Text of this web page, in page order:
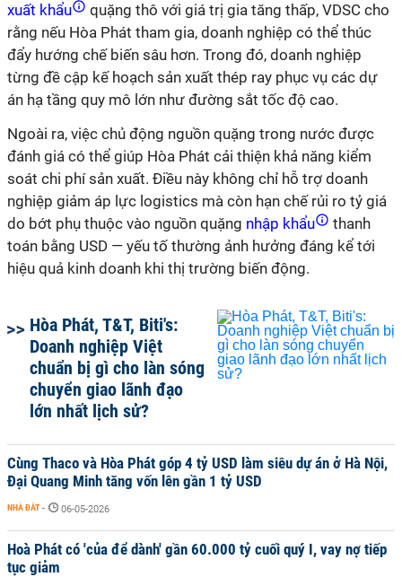
xuất khẩu
quặng thô với giá trị gia tăng thấp, VDSC cho
rằng nếu Hòa Phát tham gia, doanh nghiệp có thể thúc
đẩy hướng chế biến sâu hơn. Trong đó, doanh nghiệp
từng đề cập kế hoạch sản xuất thép ray phục vụ các dự
án hạ tầng quy mô lớn như đường sắt tốc độ cao.
Ngoài ra, việc chủ động nguồn quặng trong nước được
đánh giá có thể giúp Hòa Phát cải thiện khả năng kiểm
soát chi phí sản xuất. Điều này không chỉ hỗ trợ doanh
nghiệp giảm áp lực logistics mà còn hạn chế rủi ro tỷ giá
do bớt phụ thuộc vào nguồn quặng nhập khẩu
thanh
toán bằng USD — yếu tố thường ảnh hưởng đáng kể tới
hiệu quả kinh doanh khi thị trường biến động.
Hòa Phát, T&T, Biti's:
Doanh nghiệp Việt
chuẩn bị gì cho làn sóng
chuyển giao lãnh đạo
lớn nhất lịch sử?
Cùng Thaco và Hòa Phát góp 4 tỷ USD làm siêu dự án ở Hà Nội,
Đại Quang Minh tăng vốn lên gần 1 tỷ USD
NHÀ ĐẤT - 06-05-2026
Hoà Phát có 'của để dành' gần 60.000 tỷ cuối quý I, vay nợ tiếp
tục giảm